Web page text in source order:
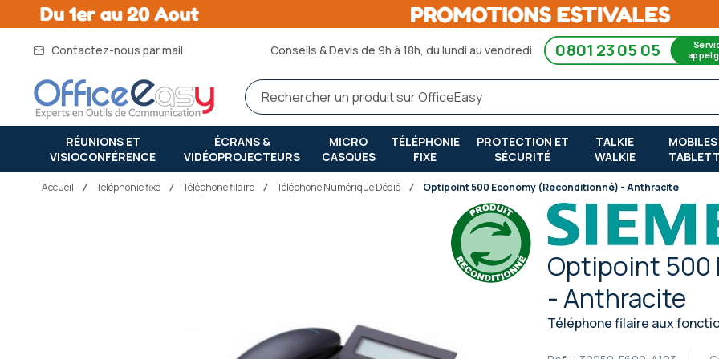
Contactez-nous par mail Conseils & Devis de 9h à 18h, du lundi au vendredi 0801 23 05 05 appel
RÉUNIONS ET
VISIOCONFÉRENCE
ÉCRANS &
VIDÉOPROJECTEURS
MICRO
CASQUES
TÉLÉPHONIE
FIXE
PROTECTION ET
SÉCURITÉ
TALKIE
WALKIE
Accueil téléphonie fixe Téléphone filaire Téléphone Numérique Dédié Optipoint 500 Economy (Reconditionné) - Anthracite
Optipoint 500
- Anthracite
Téléphone filaire aux